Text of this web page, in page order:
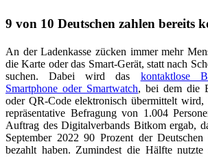
9 von 10 Deutschen zahlen bereits
An der Ladenkasse zücken immer mehr
die Karte oder das Smart-Gerät, statt nach
suchen. Dabei wird das kontaktlose
Smartphone oder Smartwatch, bei dem die
oder QR-Code elektronisch übermittelt wird,
repräsentative Befragung von 1.004
Auftrag des Digitalverbands Bitkom ergab,
September 2022 90 Prozent der
bezahlt haben. Zumindest die Hälfte